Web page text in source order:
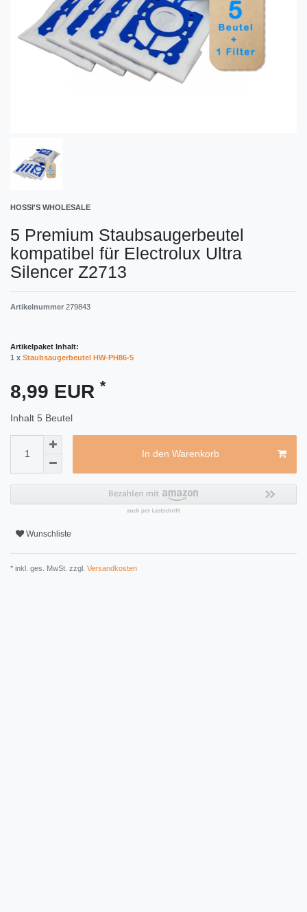
HOSSI'S WHOLESALE
5 Premium Staubsaugerbeutel
kompatibel für Electrolux Ultra
Silencer Z2713
Artikelnummer 279843
Artikelpaket Inhalt:
1 x Staubsaugerbeutel HW-PH86-5
8,99 EUR *
Inhalt 5 Beutel
In den Warenkorb
Wunschliste
* inkl. ges. MwSt. zzgl. Versandkosten